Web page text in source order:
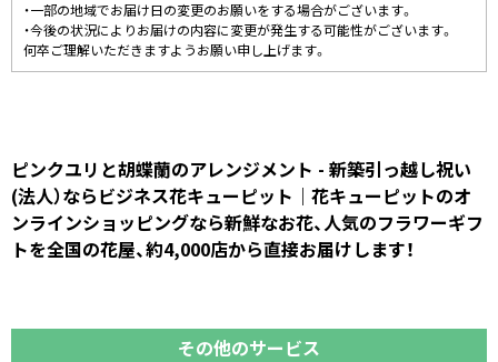
・一部の地域でお届け日の変更のお願いをする場合がございます。
・今後の状況によりお届けの内容に変更が発生する可能性がございます。
何卒ご理解いただきますようお願い申し上げます。
ピンクユリと胡蝶蘭のアレンジメント - 新築引っ越し祝い
(法人）ならビジネス花キューピット｜花キューピットのオ
ンラインショッピングなら新鮮なお花、人気のフラワーギフ
トを全国の花屋、約4,000店から直接お届けします！
その他のサービス